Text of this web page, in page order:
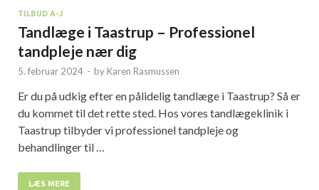
TILBUD A-J
Tandlæge i Taastrup – Professionel
tandpleje nær dig
5. februar 2024 - by Karen Rasmussen
Er du på udkig efter en pålidelig tandlæge i Taastrup? Så er
du kommet til det rette sted. Hos vores tandlægeklinik i
Taastrup tilbyder vi professionel tandpleje og
behandlinger til …
LÆS MERE